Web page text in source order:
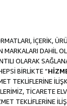
İÇERİK,
MARKALARI DAHİL
OLARAK
BİRLİKTE “
TEKLİFLERİNE
TİCARETE
TEKLİFLERİNE